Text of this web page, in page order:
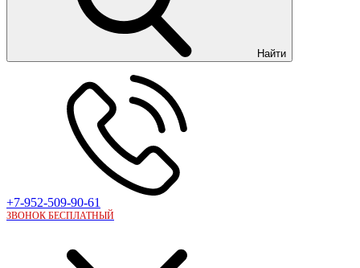
Найти
+7-952-509-90-61
ЗВОНОК БЕСПЛАТНЫЙ